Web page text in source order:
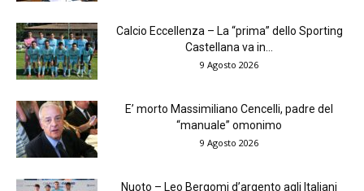
Calcio Eccellenza – La “prima” dello Sporting
Castellana va in...
9 Agosto 2026
E’ morto Massimiliano Cencelli, padre del
“manuale” omonimo
9 Agosto 2026
Nuoto – Leo Bergomi d’argento agli Italiani